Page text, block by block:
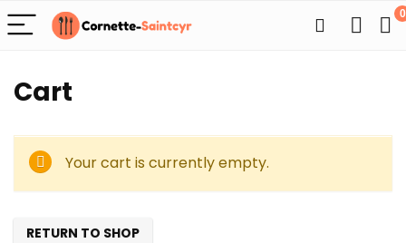
0
Cart
Your cart is currently empty.
RETURN TO SHOP